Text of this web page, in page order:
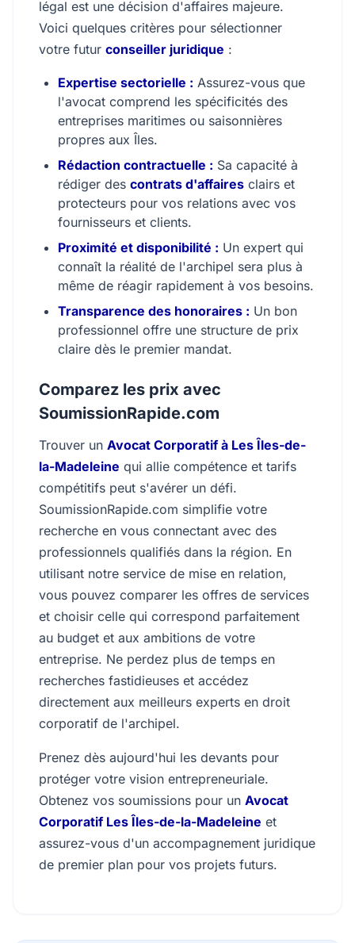
légal est une décision d'affaires majeure.
Voici quelques critères pour sélectionner
votre futur conseiller juridique :
Expertise sectorielle : Assurez-vous que
l'avocat comprend les spécificités des
entreprises maritimes ou saisonnières
propres aux Îles.
Rédaction contractuelle : Sa capacité à
rédiger des contrats d'affaires clairs et
protecteurs pour vos relations avec vos
fournisseurs et clients.
Proximité et disponibilité : Un expert qui
connaît la réalité de l'archipel sera plus à
même de réagir rapidement à vos besoins.
Transparence des honoraires : Un bon
professionnel offre une structure de prix
claire dès le premier mandat.
Comparez les prix avec
SoumissionRapide.com
Trouver un Avocat Corporatif à Les Îles-de-
la-Madeleine qui allie compétence et tarifs
compétitifs peut s'avérer un défi.
SoumissionRapide.com simplifie votre
recherche en vous connectant avec des
professionnels qualifiés dans la région. En
utilisant notre service de mise en relation,
vous pouvez comparer les offres de services
et choisir celle qui correspond parfaitement
au budget et aux ambitions de votre
entreprise. Ne perdez plus de temps en
recherches fastidieuses et accédez
directement aux meilleurs experts en droit
corporatif de l'archipel.
Prenez dès aujourd'hui les devants pour
protéger votre vision entrepreneuriale.
Obtenez vos soumissions pour un Avocat
Corporatif Les Îles-de-la-Madeleine et
assurez-vous d'un accompagnement juridique
de premier plan pour vos projets futurs.